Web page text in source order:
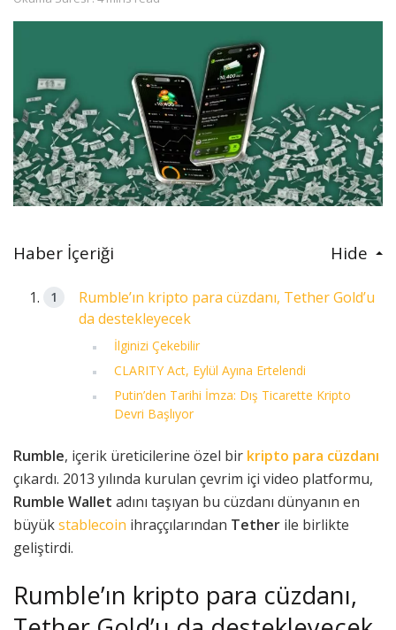
Haber İçeriği Hide
Rumble’ın kripto para cüzdanı, Tether Gold’u
da destekleyecek
İlginizi Çekebilir
CLARITY Act, Eylül Ayına Ertelendi
Putin’den Tarihi İmza: Dış Ticarette Kripto
Devri Başlıyor
Rumble, içerik üreticilerine özel bir kripto para cüzdanı
çıkardı. 2013 yılında kurulan çevrim içi video platformu,
Rumble Wallet adını taşıyan bu cüzdanı dünyanın en
büyükstablecoin ihraççılarından Tether ile birlikte
geliştirdi.
Rumble’ın kripto para cüzdanı,